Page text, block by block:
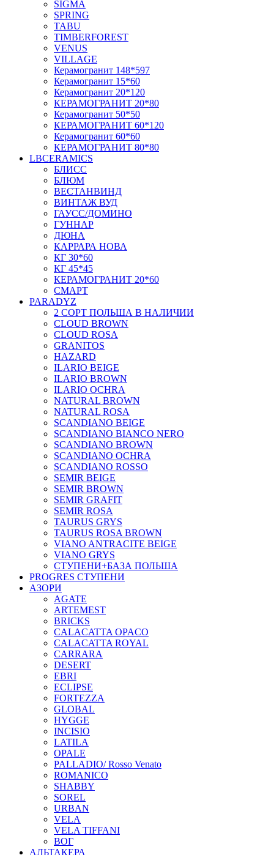
SIGMA
SPRING
TABU
TIMBERFOREST
VENUS
VILLAGE
Керамогранит 148*597
Керамогранит 15*60
Керамогранит 20*120
КЕРАМОГРАНИТ 20*80
Керамогранит 50*50
КЕРАМОГРАНИТ 60*120
Керамогранит 60*60
КЕРАМОГРАНИТ 80*80
LBCERAMICS
БЛИСС
БЛЮМ
ВЕСТАНВИНД
ВИНТАЖ ВУД
ГАУСС/ДОМИНО
ГУННАР
ДЮНА
КАРРАРА НОВА
КГ 30*60
КГ 45*45
КЕРАМОГРАНИТ 20*60
СМАРТ
PARADYZ
2 СОРТ ПОЛЬША В НАЛИЧИИ
CLOUD BROWN
CLOUD ROSA
GRANITOS
HAZARD
ILARIO BEIGE
ILARIO BROWN
ILARIO OCHRA
NATURAL BROWN
NATURAL ROSA
SCANDIANO BEIGE
SCANDIANO BIANCO NERO
SCANDIANO BROWN
SCANDIANO OCHRA
SCANDIANO ROSSO
SEMIR BEIGE
SEMIR BROWN
SEMIR GRAFIT
SEMIR ROSA
TAURUS GRYS
TAURUS ROSA BROWN
VIANO ANTRACITE BEIGE
VIANO GRYS
СТУПЕНИ+БАЗА ПОЛЬША
PROGRES СТУПЕНИ
АЗОРИ
AGATE
ARTEMEST
BRICKS
CALACATTA OPACO
CALACATTA ROYAL
CARRARA
DESERT
EBRI
ECLIPSE
FORTEZZA
GLOBAL
HYGGE
INCISIO
LATILA
OPALE
PALLADIO/ Rosso Venato
ROMANICO
SHABBY
SOREL
URBAN
VELA
VELA TIFFANI
ВОГ
АЛЬТАКЕРА